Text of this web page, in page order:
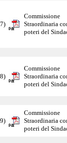
7)
Commissione
Straordinaria
poteri del
8)
Commissione
Straordinaria
poteri del
9)
Commissione
Straordinaria
poteri del